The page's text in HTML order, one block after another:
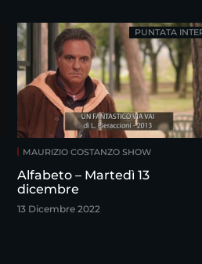
MAURIZIO COSTANZO SHOW
Alfabeto – Martedì 13
dicembre
13 Dicembre 2022
PUNTATA